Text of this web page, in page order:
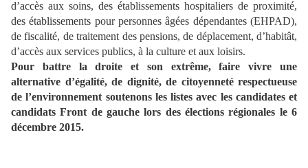
d’accès aux soins, des établissements hospitaliers de proximité,
des établissements pour personnes âgées dépendantes (EHPAD),
de fiscalité, de traitement des pensions, de déplacement, d’habitât,
d’accès aux services publics, à la culture et aux loisirs.
Pour battre la droite et son extrême, faire vivre une
alternative d’égalité, de dignité, de citoyenneté respectueuse
de l’environnement soutenons les listes avec les candidates et
candidats Front de gauche lors des élections régionales le 6
décembre 2015.